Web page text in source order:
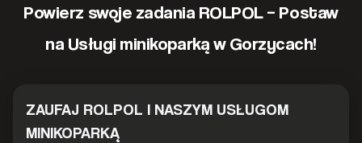
Powierz swoje zadania ROLPOL – Postaw
na Usługi minikoparką w Gorzycach!
ZAUFAJ ROLPOL I NASZYM USŁUGOM
MINIKOPARKĄ